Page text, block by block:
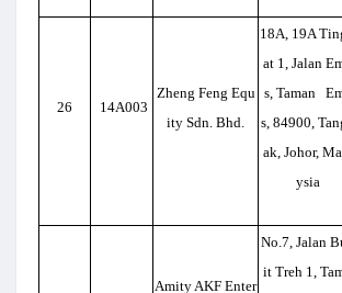
26 14A003
Zheng Feng Equ
ity Sdn. Bhd.
18A, 19A
at 1, Jalan
s, Taman
s, 84900,
ak, Johor,
ysia
Amity AKF Enter
No.7, Jalan
it Treh 1,